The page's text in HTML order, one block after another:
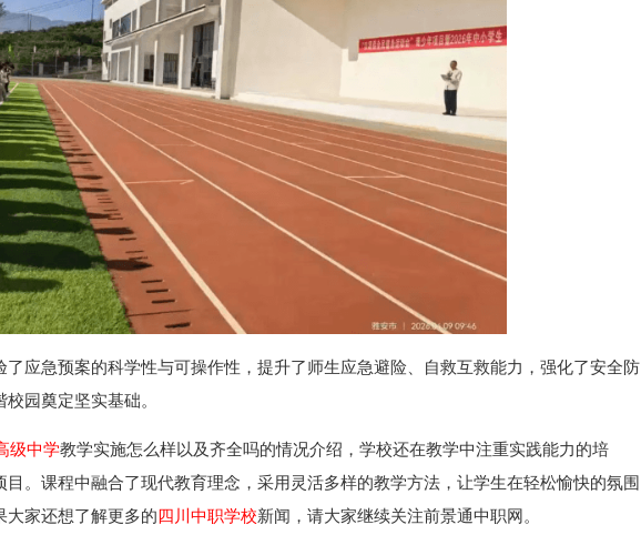
应急预案的科学性与可操作性，提升了师生应急避险、自救互救能力，强化了安全防
园奠定坚实基础。
级中学教学实施怎么样以及齐全吗的情况介绍，学校还在教学中注重实践能力的培
。课程中融合了现代教育理念，采用灵活多样的教学方法，让学生在轻松愉快的氛围
家还想了解更多的四川中职学校新闻，请大家继续关注前景通中职网。